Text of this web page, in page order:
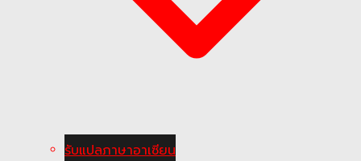
รับแปลภาษาอาเซียน